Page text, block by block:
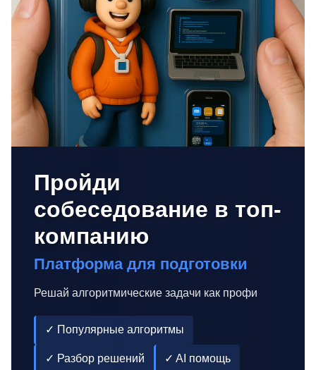
Пройди
собеседование в топ-
компанию
Платформа для подготовки
Решай алгоритмические задачи как профи
✓ Популярные алгоритмы
✓ Разбор решений ✓ AI помощь